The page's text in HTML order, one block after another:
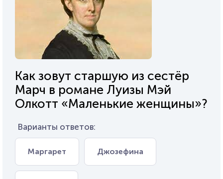
Как зовут старшую из сестёр
Марч в романе Луизы Мэй
Олкотт «Маленькие женщины»?
Варианты ответов:
Маргарет Джозефина